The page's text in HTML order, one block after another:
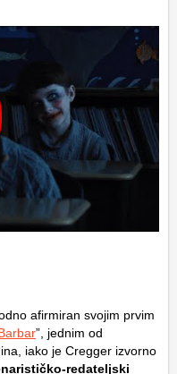
afirmiran svojim prvim
”, jednim od
iako je Cregger izvorno
redateljski